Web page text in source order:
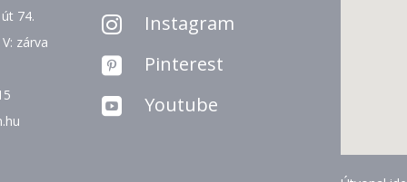
74.
zárva
 Instagram
 Pinterest
 Youtube